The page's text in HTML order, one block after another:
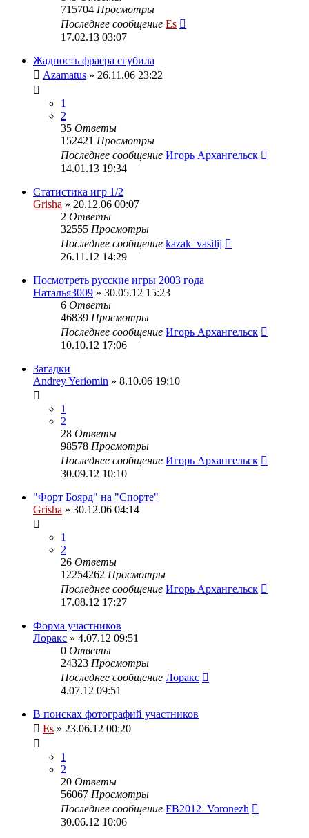
715704 Просмотры
Последнее сообщение Es
17.02.13 03:07
Жадность фраера сгубила
Azamatus » 26.11.06 23:22
1
2
35 Ответы
152421 Просмотры
Последнее сообщение Игорь Архангельск
14.01.13 19:34
Статистика игр 1/2
Grisha » 20.12.06 00:07
2 Ответы
32555 Просмотры
Последнее сообщение kazak_vasilij
26.11.12 14:29
Посмотреть русские игры 2003 года
Наталья3009 » 30.05.12 15:23
6 Ответы
46839 Просмотры
Последнее сообщение Игорь Архангельск
10.10.12 17:06
Загадки
Andrey Yeriomin » 8.10.06 19:10
1
2
28 Ответы
98578 Просмотры
Последнее сообщение Игорь Архангельск
30.09.12 10:10
"Форт Боярд" на "Спорте"
Grisha » 30.12.06 04:14
1
2
26 Ответы
12254262 Просмотры
Последнее сообщение Игорь Архангельск
17.08.12 17:27
Форма участников
Лоракс » 4.07.12 09:51
0 Ответы
24323 Просмотры
Последнее сообщение Лоракс
4.07.12 09:51
В поисках фотографий участников
Es » 23.06.12 00:20
1
2
20 Ответы
56067 Просмотры
Последнее сообщение FB2012_Voronezh
30.06.12 10:06